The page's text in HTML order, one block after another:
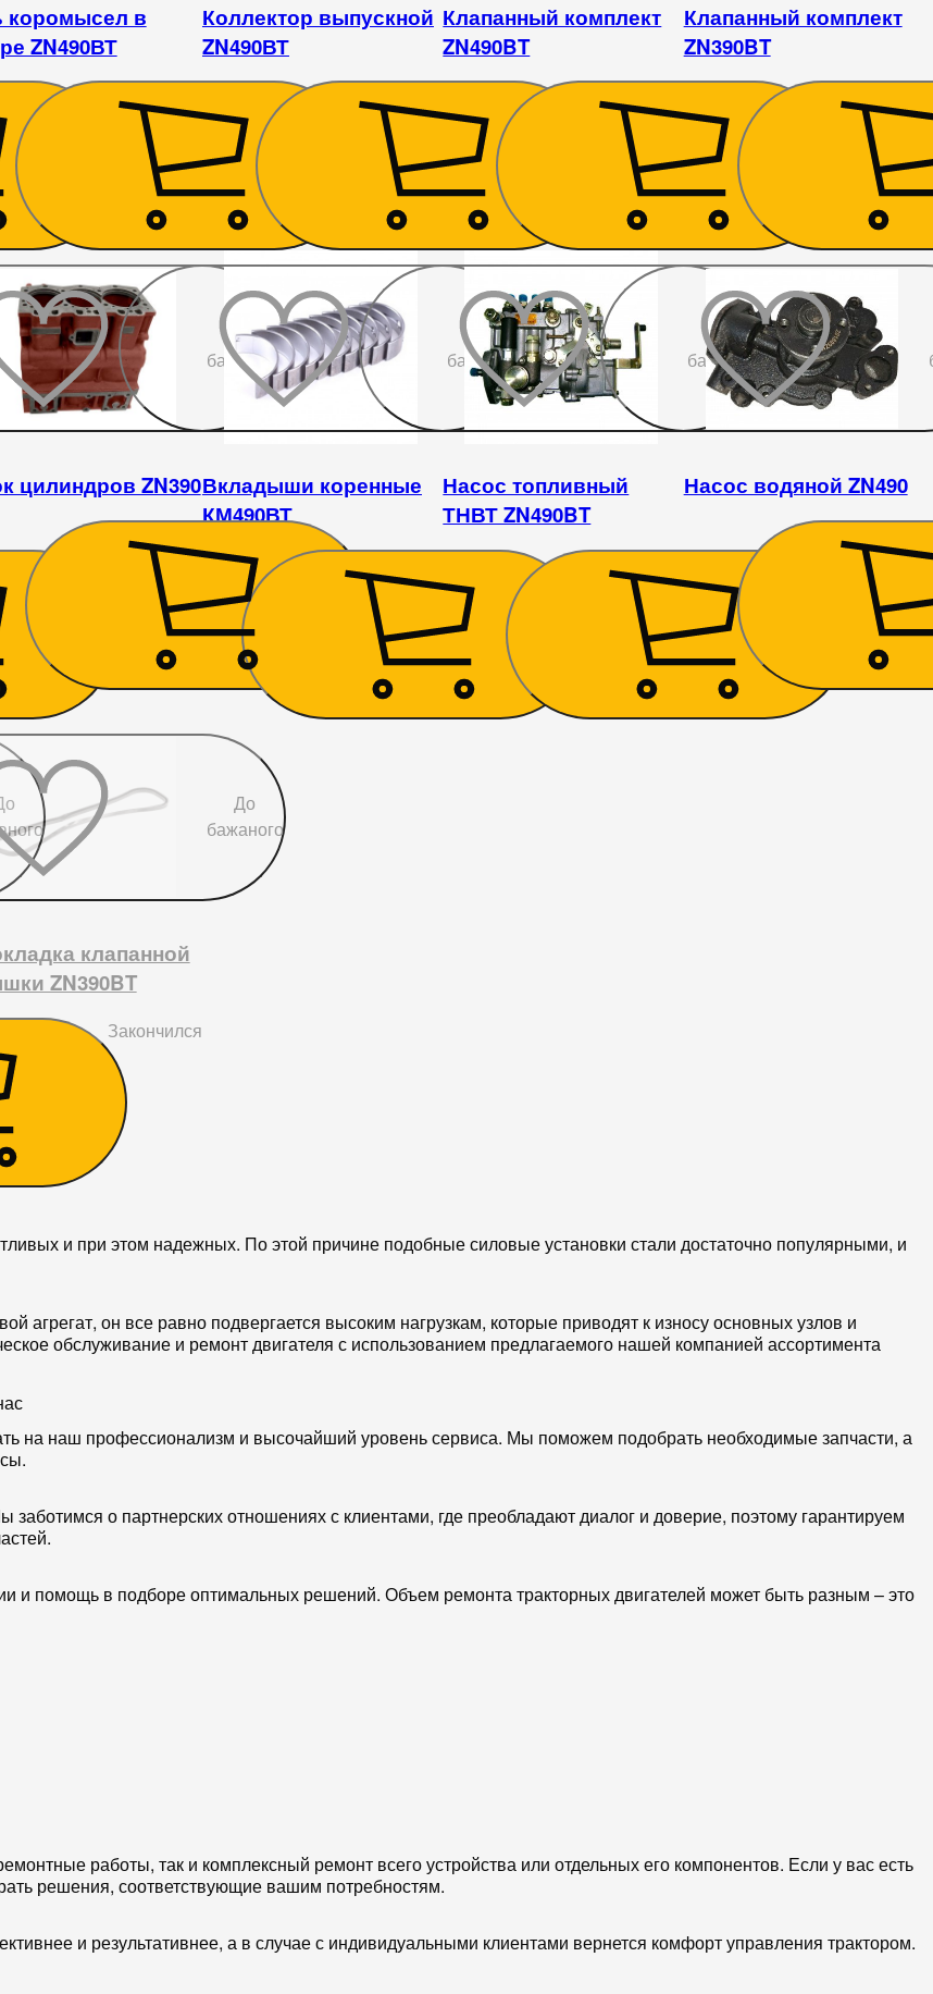
коромысел в
ZN490ВТ
Коллектор выпускной
ZN490ВТ
1 665
Клапанный комплект
ZN490BT
1 395 ₴
Клапанный комплект
ZN390BT
1 035
До
бажаного
цилиндров ZN390
До
бажаного
Вкладыши коренные
КМ490ВТ
765₴
До
бажаного
Насос топливный
ТНВТ ZN490BT
11 250 ₴
Насос водяной ZN490
₴
До
бажаного
клапанной
ZN390BT
Закончился
и при этом надежных. По этой причине подобные силовые установки стали достаточно популярными, и
он все равно подвергается высоким нагрузкам, которые приводят к износу основных узлов и
обслуживание и ремонт двигателя с использованием предлагаемого нашей компанией ассортимента
на наш профессионализм и высочайший уровень сервиса. Мы поможем подобрать необходимые запчасти, а
о партнерских отношениях с клиентами, где преобладают диалог и доверие, поэтому гарантируем
и помощь в подборе оптимальных решений. Объем ремонта тракторных двигателей может быть разным – это
работы, так и комплексный ремонт всего устройства или отдельных его компонентов. Если у вас есть
решения, соответствующие вашим потребностям.
и результативнее, а в случае с индивидуальными клиентами вернется комфорт управления трактором.